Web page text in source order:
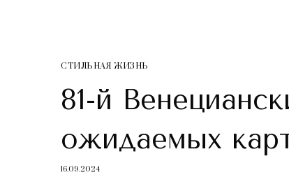
СТИЛЬНАЯ ЖИЗНЬ
81-й
ожидаемых
16.09.2024